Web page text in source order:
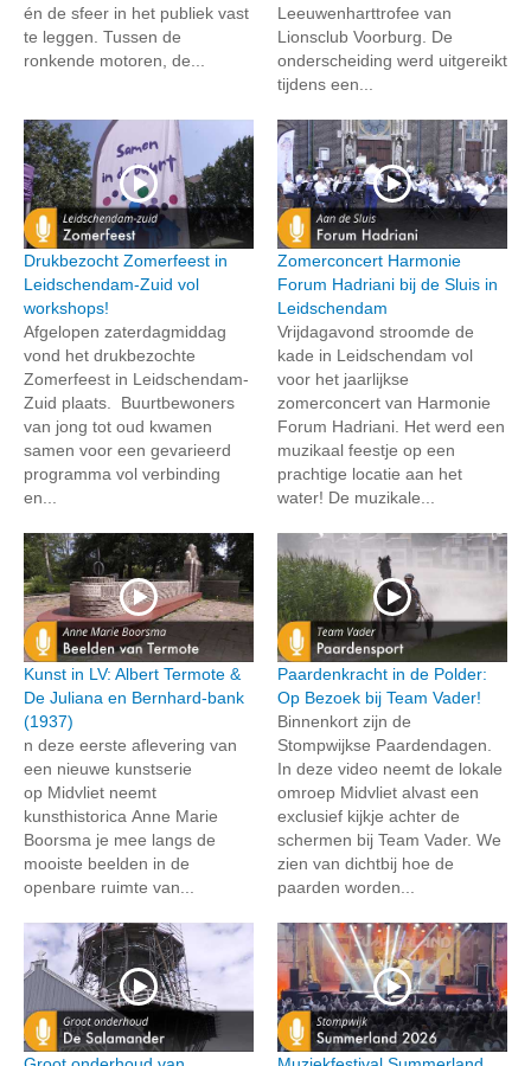
én de sfeer in het publiek vast
te leggen. Tussen de
ronkende motoren, de...
Leeuwenharttrofee van
Lionsclub Voorburg. De
onderscheiding werd uitgereikt
tijdens een...
Drukbezocht Zomerfeest in
Leidschendam-Zuid vol
workshops!
Afgelopen zaterdagmiddag
vond het drukbezochte
Zomerfeest in Leidschendam-
Zuid plaats. Buurtbewoners
van jong tot oud kwamen
samen voor een gevarieerd
programma vol verbinding
en...
Zomerconcert Harmonie
Forum Hadriani bij de Sluis in
Leidschendam
Vrijdagavond stroomde de
kade in Leidschendam vol
voor het jaarlijkse
zomerconcert van Harmonie
Forum Hadriani. Het werd een
muzikaal feestje op een
prachtige locatie aan het
water! De muzikale...
Kunst in LV: Albert Termote &
De Juliana en Bernhard-bank
(1937)
n deze eerste aflevering van
een nieuwe kunstserie
op Midvliet neemt
kunsthistorica Anne Marie
Boorsma je mee langs de
mooiste beelden in de
openbare ruimte van...
Paardenkracht in de Polder:
Op Bezoek bij Team Vader!
Binnenkort zijn de
Stompwijkse Paardendagen.
In deze video neemt de lokale
omroep Midvliet alvast een
exclusief kijkje achter de
schermen bij Team Vader. We
zien van dichtbij hoe de
paarden worden...